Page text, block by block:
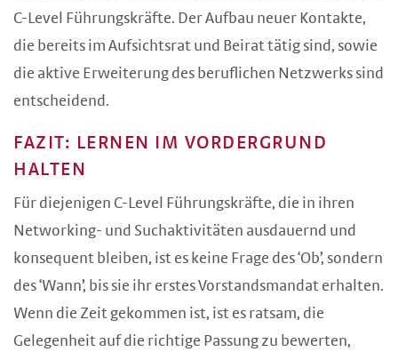
C-Level Führungskräfte. Der Aufbau neuer Kontakte,
die bereits im Aufsichtsrat und Beirat tätig sind, sowie
die aktive Erweiterung des beruflichen Netzwerks sind
entscheidend.
FAZIT: LERNEN IM VORDERGRUND
HALTEN
Für diejenigen C-Level Führungskräfte, die in ihren
Networking- und Suchaktivitäten ausdauernd und
konsequent bleiben, ist es keine Frage des ‘Ob’, sondern
des ‘Wann’, bis sie ihr erstes Vorstandsmandat erhalten.
Wenn die Zeit gekommen ist, ist es ratsam, die
Gelegenheit auf die richtige Passung zu bewerten,